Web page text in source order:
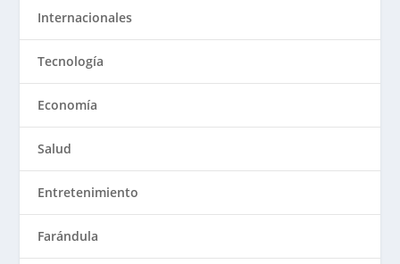
Internacionales
Tecnología
Economía
Salud
Entretenimiento
Farándula